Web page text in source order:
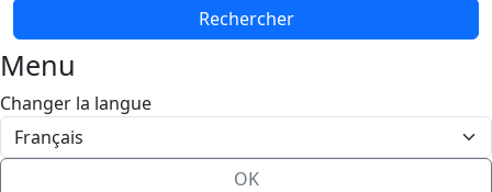
Menu
Changer la langue
OK